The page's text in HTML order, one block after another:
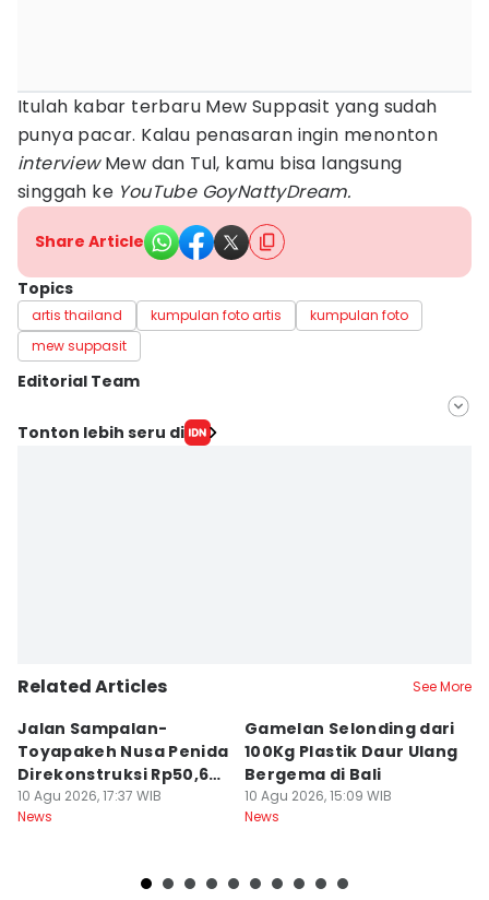
Itulah kabar terbaru Mew Suppasit yang sudah
punya pacar. Kalau penasaran ingin menonton
interviewMew dan Tul, kamu bisa langsung
singgah ke YouTube GoyNattyDream.
Share Article
Topics
artis thailand kumpulan foto artis
kumpulan foto
mew suppasit
Editorial Team
Editor
Tonton lebih seru di
Related Articles See More
Jalan Sampalan-
Toyapakeh Nusa Penida
Direkonstruksi Rp50,6
Miliar
10 Agu 2026, 17:37 WIB
News
Gamelan Selonding dari
100Kg Plastik Daur Ulang
Bergema di Bali
10 Agu 2026, 15:09 WIB
News